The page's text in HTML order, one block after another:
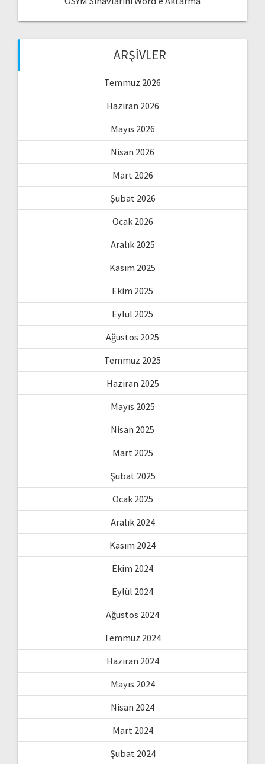
ARŞIVLER
Temmuz 2026
Haziran 2026
Mayıs 2026
Nisan 2026
Mart 2026
Şubat 2026
Ocak 2026
Aralık 2025
Kasım 2025
Ekim 2025
Eylül 2025
Ağustos 2025
Temmuz 2025
Haziran 2025
Mayıs 2025
Nisan 2025
Mart 2025
Şubat 2025
Ocak 2025
Aralık 2024
Kasım 2024
Ekim 2024
Eylül 2024
Ağustos 2024
Temmuz 2024
Haziran 2024
Mayıs 2024
Nisan 2024
Mart 2024
Şubat 2024